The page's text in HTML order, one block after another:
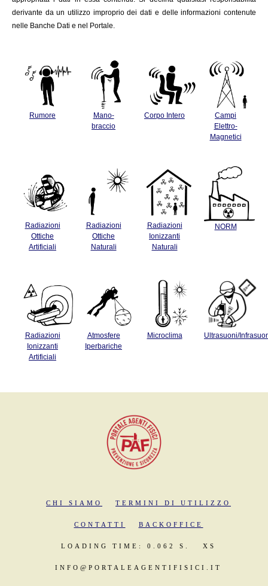
derivante da un utilizzo improprio dei dati e delle informazioni contenute
nelle Banche Dati e nel Portale.
Rumore
Mano-
braccio
Corpo Intero
Campi
Elettro-
Magnetici
Radiazioni
Ottiche
Artificiali
Radiazioni
Ottiche
Naturali
Radiazioni
Ionizzanti
Naturali
NORM
Radiazioni
Ionizzanti
Artificiali
Atmosfere
Iperbariche
Microclima Ultrasuoni/
CHI SIAMO TERMINI DI UTILIZZO
CONTATTI BACKOFFICE
LOADING TIME: 0.062 S. XS
INFO@PORTALEAGENTIFISICI.IT